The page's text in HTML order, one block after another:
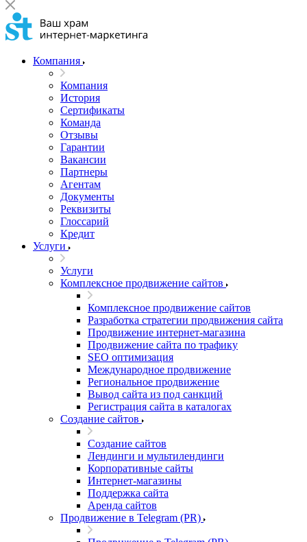
Компания
Компания
История
Сертификаты
Команда
Отзывы
Гарантии
Вакансии
Партнеры
Агентам
Документы
Реквизиты
Глоссарий
Кредит
Услуги
Услуги
Комплексное продвижение сайтов
Комплексное продвижение сайтов
Разработка стратегии продвижения сайта
Продвижение интернет-магазина
Продвижение сайта по трафику
SEO оптимизация
Международное продвижение
Региональное продвижение
Вывод сайта из под санкций
Регистрация сайта в каталогах
Создание сайтов
Создание сайтов
Лендинги и мультилендинги
Корпоративные сайты
Интернет-магазины
Поддержка сайта
Аренда сайтов
Продвижение в Telegram (PR)